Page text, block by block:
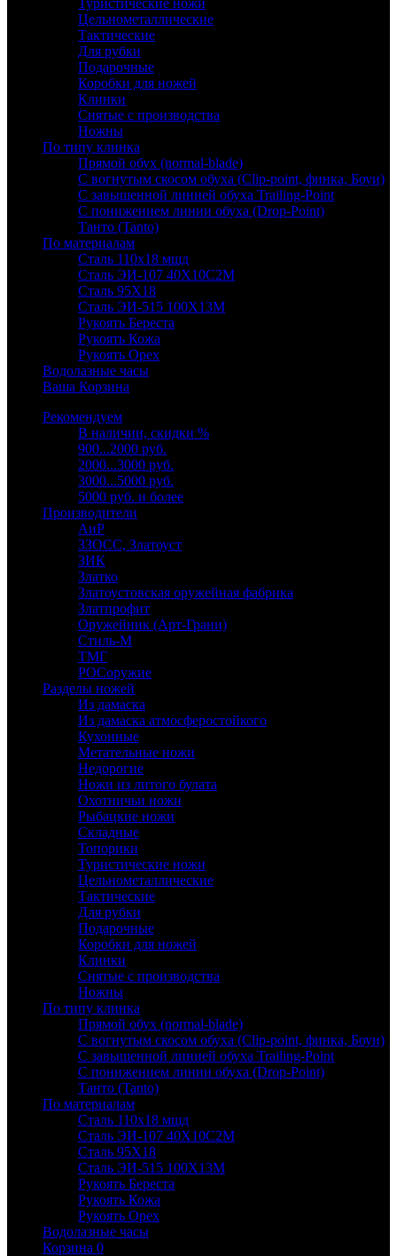
Туристические ножи
Цельнометаллические
Тактические
Для рубки
Подарочные
Коробки для ножей
Клинки
Снятые с производства
Ножны
По типу клинка
Прямой обух (normal-blade)
С вогнутым скосом обуха (Clip-point, финка, Боуи)
С завышенной линией обуха Trailing-Point
С понижением линии обуха (Drop-Point)
Танто (Tanto)
По материалам
Сталь 110х18 мшд
Сталь ЭИ-107 40Х10С2М
Сталь 95Х18
Сталь ЭИ-515 100Х13М
Рукоять Береста
Рукоять Кожа
Рукоять Орех
Водолазные часы
Ваша Корзина
Рекомендуем
В наличии, скидки %
900...2000 руб.
2000...3000 руб.
3000...5000 руб.
5000 руб. и более
Производители
АиР
ЗЗОСС, Златоуст
ЗИК
Златко
Златоустовская оружейная фабрика
Златпрофит
Оружейник (Арт-Грани)
Стиль-М
ТМГ
РОСоружие
Разделы ножей
Из дамаска
Из дамаска атмосферостойкого
Кухонные
Метательные ножи
Недорогие
Ножи из литого булата
Охотничьи ножи
Рыбацкие ножи
Складные
Топорики
Туристические ножи
Цельнометаллические
Тактические
Для рубки
Подарочные
Коробки для ножей
Клинки
Снятые с производства
Ножны
По типу клинка
Прямой обух (normal-blade)
С вогнутым скосом обуха (Clip-point, финка, Боуи)
С завышенной линией обуха Trailing-Point
С понижением линии обуха (Drop-Point)
Танто (Tanto)
По материалам
Сталь 110х18 мшд
Сталь ЭИ-107 40Х10С2М
Сталь 95Х18
Сталь ЭИ-515 100Х13М
Рукоять Береста
Рукоять Кожа
Рукоять Орех
Водолазные часы
Корзина 0